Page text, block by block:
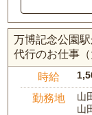
万博記念公園
代行のお仕事（
時給
勤務地
山
山